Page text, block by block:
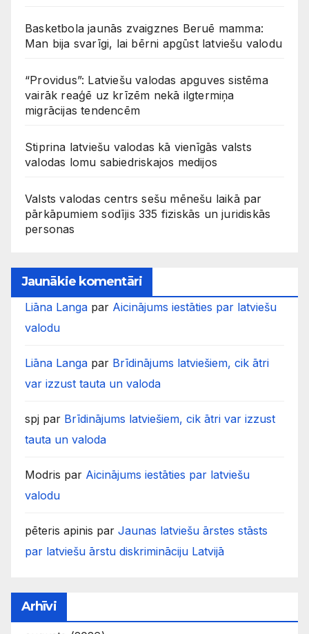
Basketbola jaunās zvaigznes Beruē mamma:
Man bija svarīgi, lai bērni apgūst latviešu valodu
“Providus”: Latviešu valodas apguves sistēma
vairāk reaģē uz krīzēm nekā ilgtermiņa
migrācijas tendencēm
Stiprina latviešu valodas kā vienīgās valsts
valodas lomu sabiedriskajos medijos
Valsts valodas centrs sešu mēnešu laikā par
pārkāpumiem sodījis 335 fiziskās un juridiskās
personas
Jaunākie komentāri
Liāna Langa par Aicinājums iestāties par latviešu
valodu
Liāna Langa par Brīdinājums latviešiem, cik ātri
var izzust tauta un valoda
spj par Brīdinājums latviešiem, cik ātri var izzust
tauta un valoda
Modris par Aicinājums iestāties par latviešu
valodu
pēteris apinis par Jaunas latviešu ārstes stāsts
par latviešu ārstu diskrimināciju Latvijā
Arhīvi